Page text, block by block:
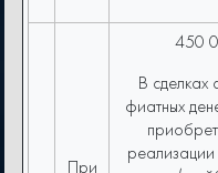
При
450
В сделках
фиатных